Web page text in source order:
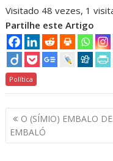
Visitado 48 vezes, 1
Partilhe este Artigo
Política
Navegação
de
artigos
O (SÍMIO) EMBALO
EMBALÓ